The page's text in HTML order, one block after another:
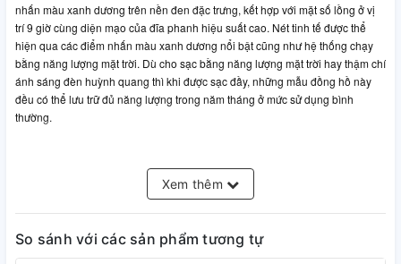
nhấn màu xanh dương trên nền đen đặc trưng, kết hợp với mặt số lồng ở vị
trí 9 giờ cùng diện mạo của đĩa phanh hiệu suất cao. Nét tinh tế được thể
hiện qua các điểm nhấn màu xanh dương nổi bật cũng như hệ thống chạy
bằng năng lượng mặt trời. Dù cho sạc bằng năng lượng mặt trời hay thậm chí
ánh sáng đèn huỳnh quang thì khi được sạc đầy, những mẫu đồng hồ này
đều có thể lưu trữ đủ năng lượng trong năm tháng ở mức sử dụng bình
thường.
Kích thước vỏ (Dài × Rộng × Cao) 49.5 × 45.5 × 12.5
Trọng lượng 132 g
Vật liệu vỏ / gờ: Thép không gỉ
Xem thêm
So sánh với các sản phẩm tương tự